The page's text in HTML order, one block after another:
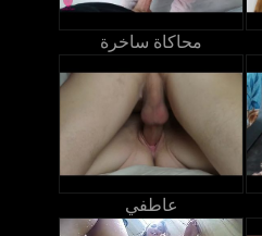
محاكاة ساخرة
عاطفي